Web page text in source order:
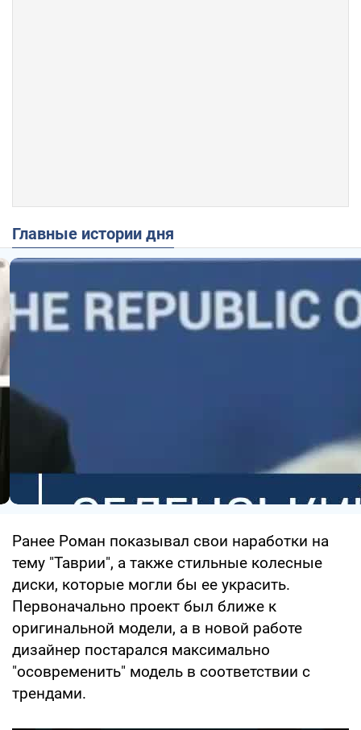
Главные истории дня
Ранее Роман показывал свои наработки на
тему "Таврии", а также стильные колесные
диски, которые могли бы ее украсить.
Первоначально проект был ближе к
оригинальной модели, а в новой работе
дизайнер постарался максимально
"осовременить" модель в соответствии с
трендами.